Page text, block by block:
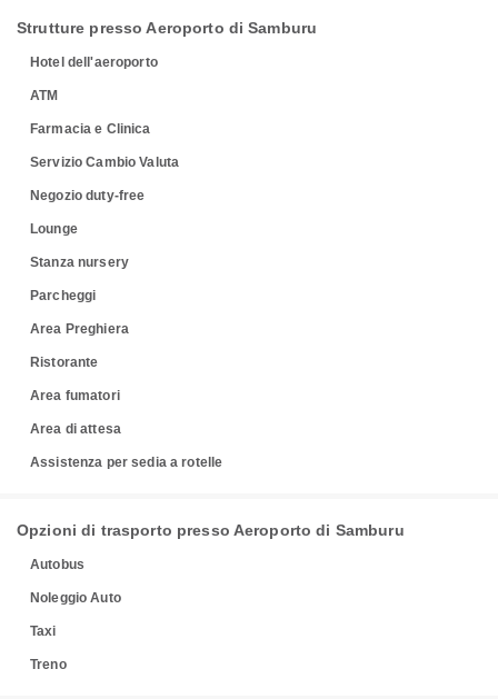
Strutture presso Aeroporto di Samburu
Hotel dell'aeroporto
ATM
Farmacia e Clinica
Servizio Cambio Valuta
Negozio duty-free
Lounge
Stanza nursery
Parcheggi
Area Preghiera
Ristorante
Area fumatori
Area di attesa
Assistenza per sedia a rotelle
Opzioni di trasporto presso Aeroporto di Samburu
Autobus
Noleggio Auto
Taxi
Treno